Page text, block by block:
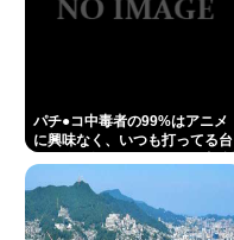
パチ●コ中毒者の99%はアニメ
に興味なく、いつも打ってる台
な真実